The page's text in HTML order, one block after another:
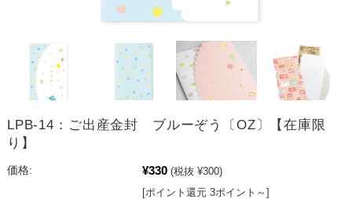
LPB-14：ご出産金封 ブルーぞう〔OZ〕【在庫限
り】
価格: ¥330 (税抜 ¥300)
[ポイント還元 3ポイント～]